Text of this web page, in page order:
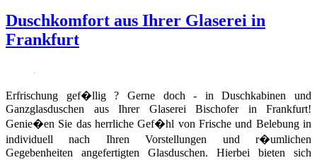
Duschkomfort aus Ihrer Glaserei in
Frankfurt
Erfrischung gef�llig ? Gerne doch - in Duschkabinen und
Ganzglasduschen aus Ihrer Glaserei Bischofer in Frankfurt!
Genie�en Sie das herrliche Gef�hl von Frische und Belebung in
individuell nach Ihren Vorstellungen und r�umlichen
Gegebenheiten angefertigten Glasduschen. Hierbei bieten sich